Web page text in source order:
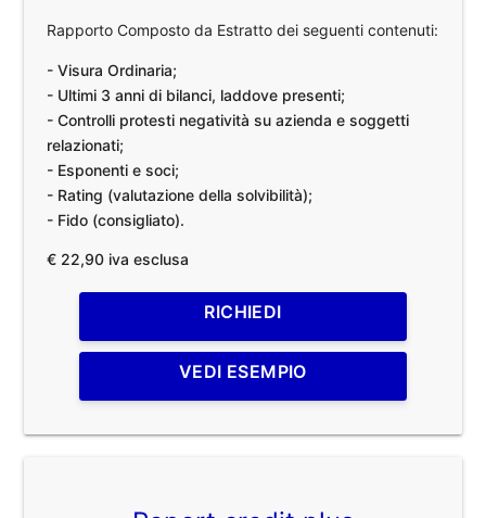
Rapporto Composto da Estratto dei seguenti contenuti:
- Visura Ordinaria;
- Ultimi 3 anni di bilanci, laddove presenti;
- Controlli protesti negatività su azienda e soggetti
relazionati;
- Esponenti e soci;
- Rating (valutazione della solvibilità);
- Fido (consigliato).
€ 22,90 iva esclusa
RICHIEDI
VEDI ESEMPIO